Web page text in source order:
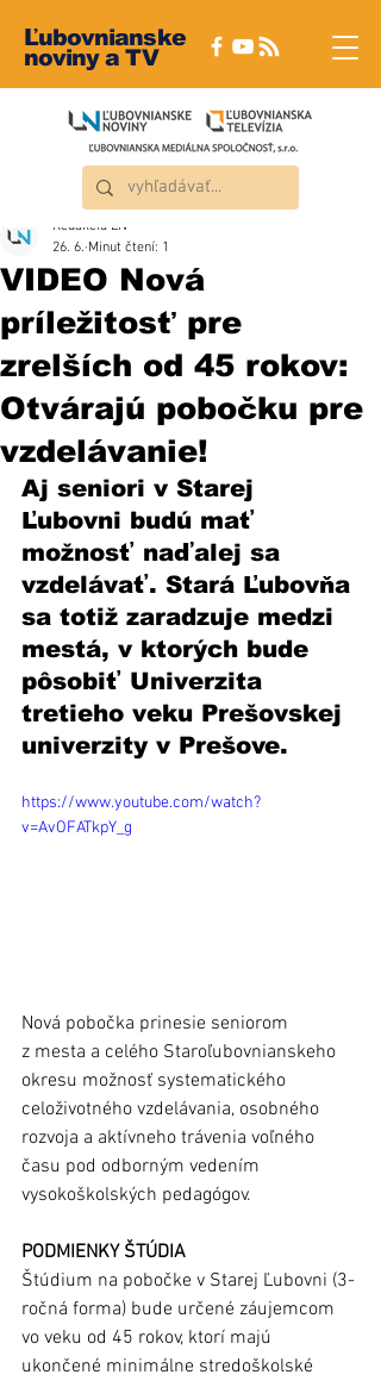
Ľubovnianske
noviny a TV
VIDEO Nová
príležitosť pre
zrelších od 45 rokov:
Otvárajú pobočku pre
vzdelávanie!
Redakcia ĽN
26. 6. Minut čtení: 1
Aj seniori v Starej
Ľubovni budú mať
možnosť naďalej sa
vzdelávať. Stará Ľubovňa
sa totiž zaradzuje medzi
mestá, v ktorých bude
pôsobiť Univerzita
tretieho veku Prešovskej
univerzity v Prešove.
https://www.youtube.com/watch?
v=AvOFATkpY_g
Nová pobočka prinesie seniorom
z mesta a celého Staroľubovnianskeho
okresu možnosť systematického
celoživotného vzdelávania, osobného
rozvoja a aktívneho trávenia voľného
času pod odborným vedením
vysokoškolských pedagógov.
PODMIENKY ŠTÚDIA
Štúdium na pobočke v Starej Ľubovni (3-
ročná forma) bude určené záujemcom
vo veku od 45 rokov, ktorí majú
ukončené minimálne stredoškolské